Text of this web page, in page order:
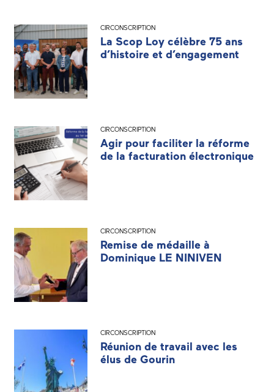
CIRCONSCRIPTION
La Scop Loy célèbre 75 ans
d’histoire et d’engagement
CIRCONSCRIPTION
Agir pour faciliter la réforme
de la facturation électronique
CIRCONSCRIPTION
Remise de médaille à
Dominique LE NINIVEN
CIRCONSCRIPTION
Réunion de travail avec les
élus de Gourin